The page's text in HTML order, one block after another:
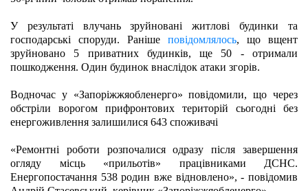
У результаті влучань зруйновані житлові будинки та
господарські споруди. Раніше повідомлялось, що вщент
зруйновано 5 приватних будинків, ще 50 - отримали
пошкодження. Один будинок внаслідок атаки згорів.
Водночас у «Запоріжжяобленерго» повідомили, що через
обстріли ворогом прифронтових територій сьогодні без
енергоживлення залишилися 643 споживачі
«Ремонтні роботи розпочалися одразу після завершення
огляду місць «прильотів» працівниками ДСНС.
Енергопостачання 538 родин вже відновлено», - повідомив